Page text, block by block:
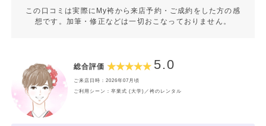
商品カテゴリー
この口コミは実際にMy袴から来店予約・ご成約をした方の感
想です。加筆・修正などは一切おこなっておりません。
総合評価 5.0
ご来店日時：2026年07月頃
ご利用シーン：卒業式 (大学)／袴のレンタル